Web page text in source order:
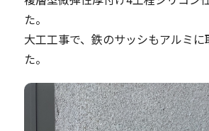
た。
大工工事で、鉄のサッシもアルミに
た。